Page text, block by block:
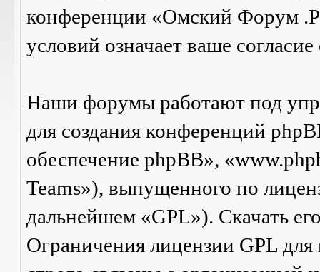
конференции «Омский Форум
условий означает ваше
Наши форумы работают под
для создания конференций
обеспечение phpBB»,
Teams»), выпущенного по
дальнейшем «GPL»). Скачать
Ограничения лицензии GPL